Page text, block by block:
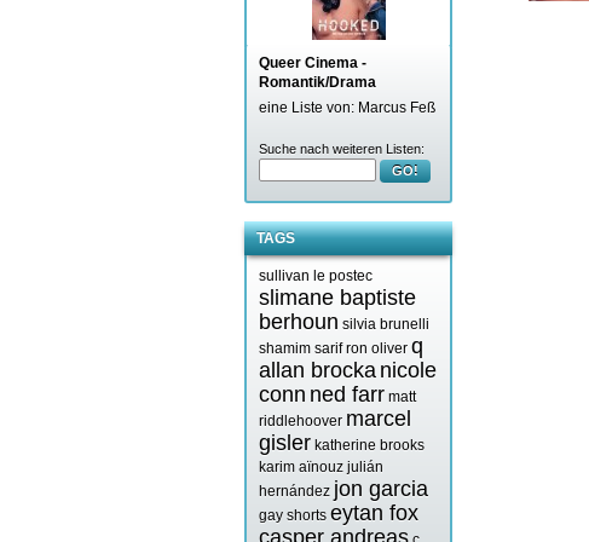
Queer Cinema -
Romantik/Drama
eine Liste von: Marcus Feß
Suche nach weiteren Listen:
GO!
TAGS
sullivan le postec
slimane baptiste
berhoun silvia brunelli
shamim sarif ron oliver q
allan brocka nicole
conn ned farr matt
riddlehoover marcel
gisler katherine brooks
karim aïnouz julián
hernández jon garcia
gay shorts eytan fox
casper andreas